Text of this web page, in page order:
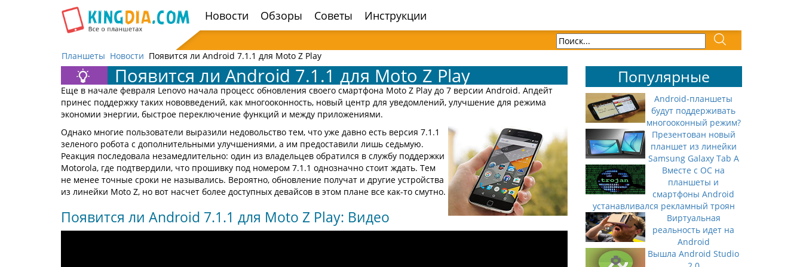
навигацию
Новости Обзоры Советы Инструкции
Планшеты Новости Появится ли Android 7.1.1 для Moto Z Play
Появится ли Android 7.1.1 для Moto Z Play
Еще в начале февраля Lenovo начала процесс обновления своего смартфона Moto Z Play до 7 версии Android. Апдейт
принес поддержку таких нововведений, как многооконность, новый центр для уведомлений, улучшение для режима
экономии энергии, быстрое переключение функций и между приложениями.
Однако многие пользователи выразили недовольство тем, что уже давно есть версия 7.1.1
зеленого робота с дополнительными улучшениями, а им предоставили лишь седьмую.
Реакция последовала незамедлительно: один из владельцев обратился в службу поддержки
Motorola, где подтвердили, что прошивку под номером 7.1.1 однозначно стоит ждать. Тем
не менее точные сроки не назывались. Вероятно, обновление получат и другие устройства
из линейки Moto Z, но вот насчет более доступных девайсов в этом плане все как-то смутно.
Появится ли Android 7.1.1 для Moto Z Play: Видео
Популярные
Android-планшеты
будут поддерживать
многооконный режим?
Презентован новый
планшет из линейки
Samsung Galaxy Tab A
Вместе с ОС на
планшеты и
смартфоны Android
устанавливался рекламный троян
Виртуальная
реальность идет на
Android
Вышла Android Studio